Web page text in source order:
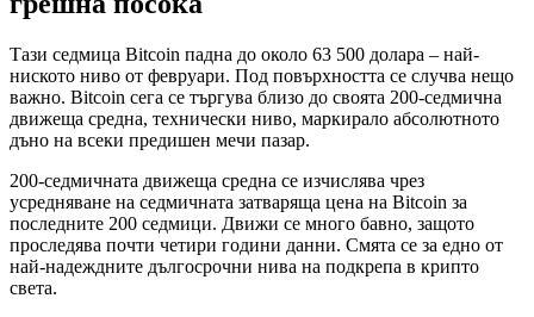
Тази седмица Bitcoin падна до около 63 500 долара – най-
ниското ниво от февруари. Под повърхността се случва нещо
важно. Bitcoin сега се търгува близо до своята 200-седмична
движеща средна, технически ниво, маркирало абсолютното
дъно на всеки предишен мечи пазар.
200-седмичната движеща средна се изчислява чрез
усредняване на седмичната затваряща цена на Bitcoin за
последните 200 седмици. Движи се много бавно, защото
проследява почти четири години данни. Смята се за едно от
най-надеждните дългосрочни нива на подкрепа в крипто
света.